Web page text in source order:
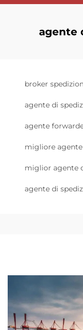
agente
broker
agente di
agente
migliore agente
miglior agente
agente di